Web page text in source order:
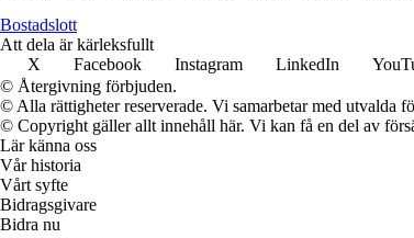
Bostadslott
Att dela är kärleksfullt
X
Facebook Instagram LinkedIn
© Återgivning förbjuden.
© Alla rättigheter reserverade. Vi samarbetar med utvalda
© Copyright gäller allt innehåll här. Vi kan få en del av
Lär känna oss
Vår historia
Vårt syfte
Bidragsgivare
Bidra nu